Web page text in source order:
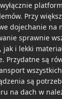
Przy
dojechanie na
sprawnie
i lekki
są
są
na dach w